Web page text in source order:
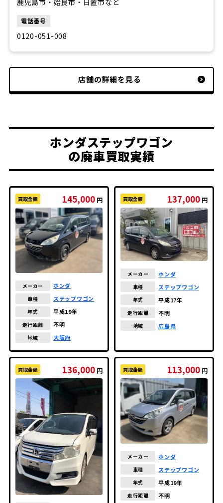
鹿児島市・姶良市・日置市など
電話番号
0120-051-008
店舗の詳細を見る
ホンダステップワゴン
の廃車買取実績
買取金額 145,000 円
メーカー ホンダ
車種 ステップワゴン
年式 平成19年
走行距離 不明
地域 大阪府
買取金額 137,000 円
メーカー ホンダ
車種 ステップワゴン
年式 平成17年
走行距離 不明
地域 広島県
買取金額 136,000 円 買取金額 113,000 円
メーカー ホンダ
車種 ステップワゴン
年式 平成19年
走行距離 不明